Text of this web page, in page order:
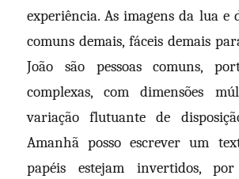
experiência. As imagens da lua e
comuns demais, fáceis demais
João são pessoas comuns,
complexas, com dimensões
variação flutuante de
Amanhã posso escrever um
papéis estejam invertidos,